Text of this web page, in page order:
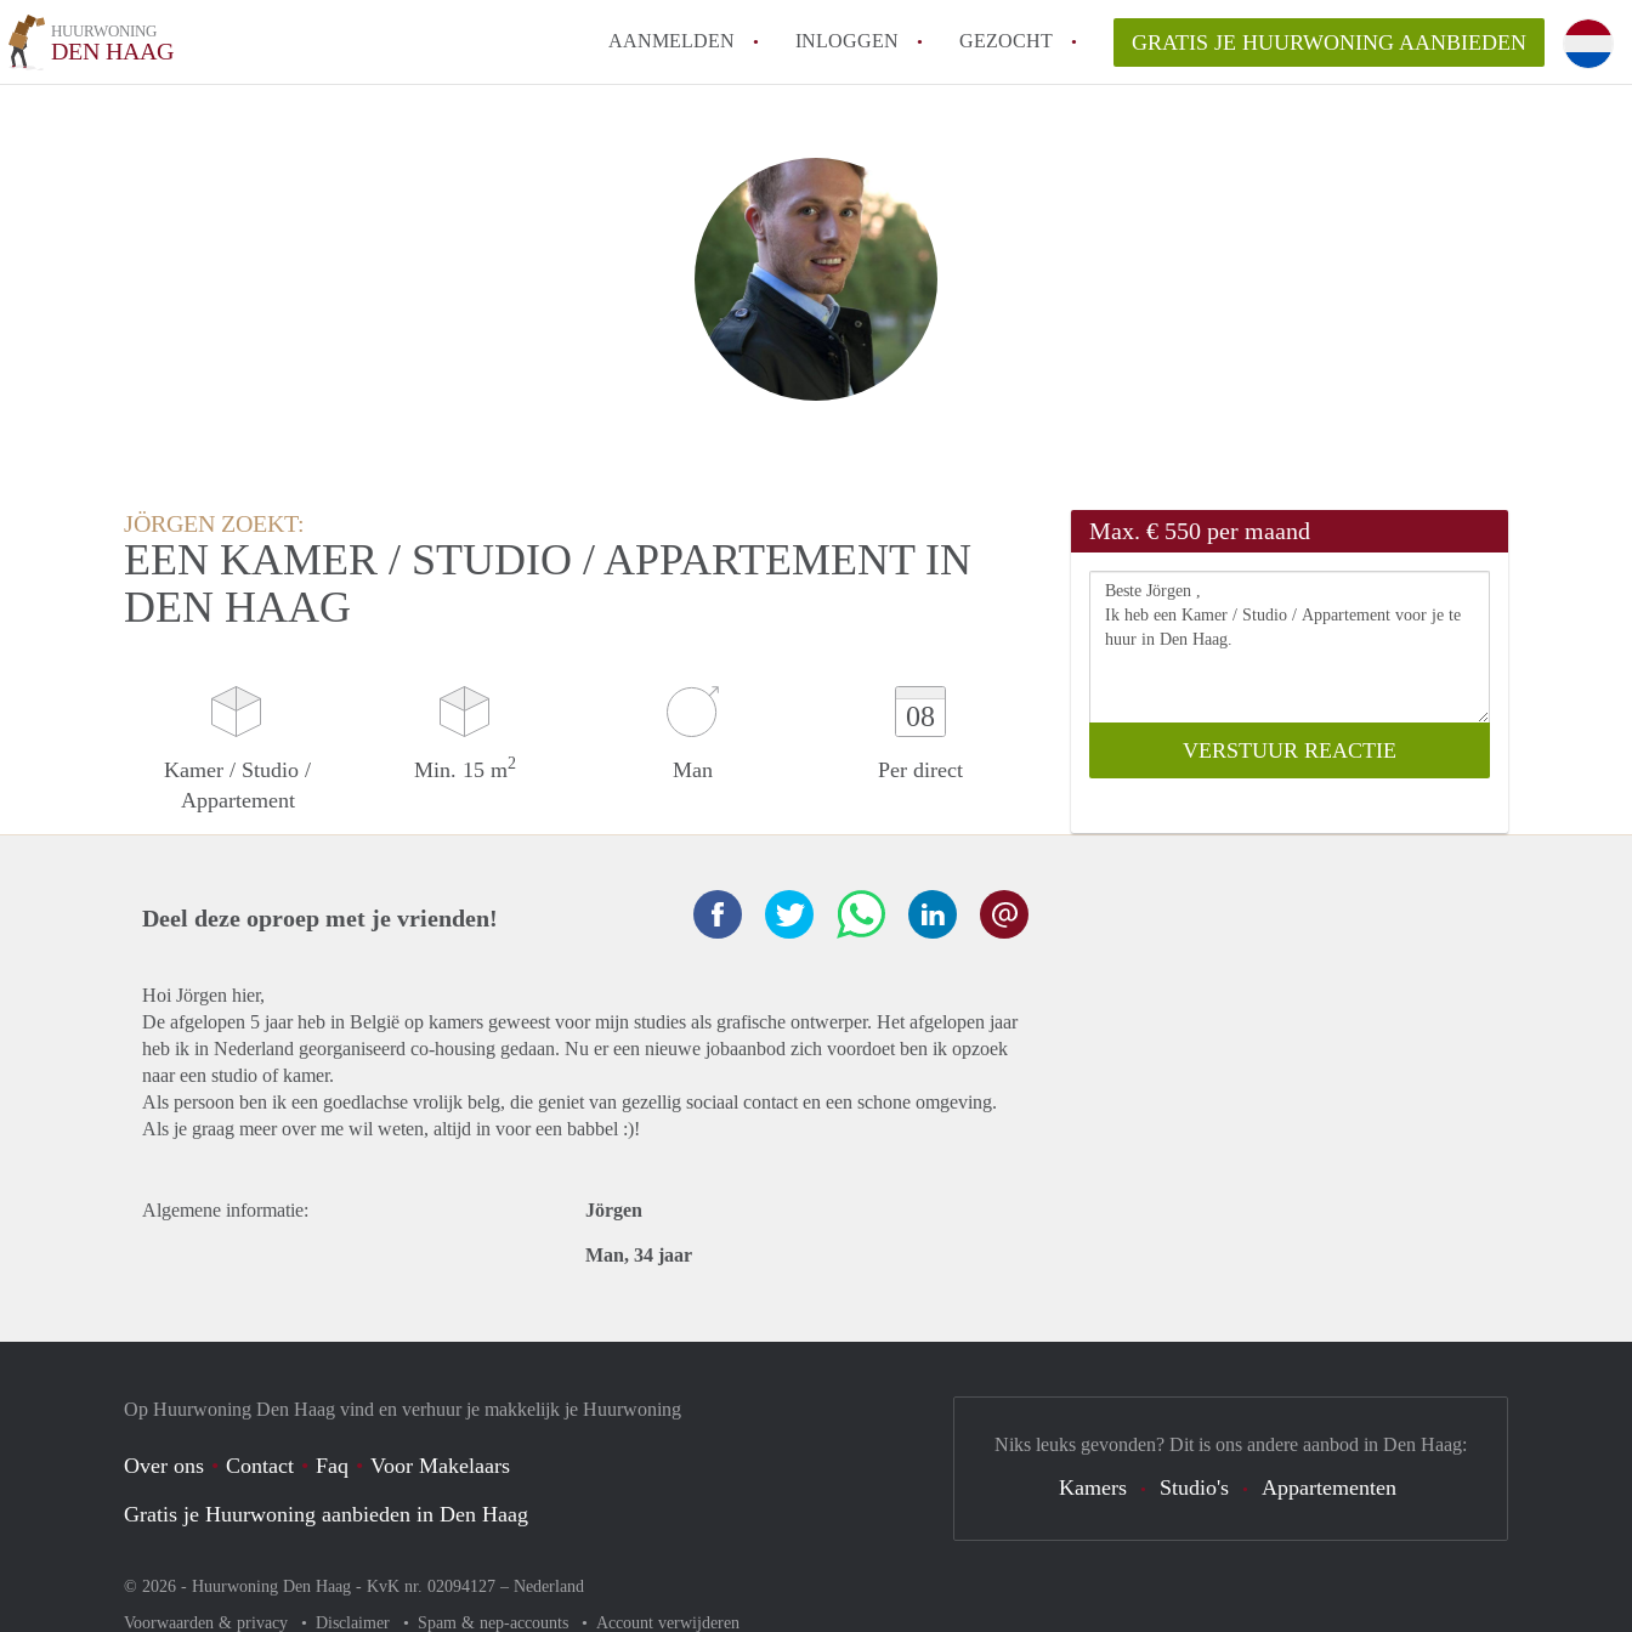
HUURWONING
DEN HAAG AANMELDEN INLOGGEN GEZOCHT GRATIS JE HUURWONING AANBIEDEN
JÖRGEN ZOEKT:
EEN KAMER / STUDIO / APPARTEMENT IN
DEN HAAG
Kamer / Studio /
Appartement
Min. 15 m2 Man
08
Per direct
Max. € 550 per maand
Deel deze oproep met je vrienden!
Hoi Jörgen hier,
De afgelopen 5 jaar heb in België op kamers geweest voor mijn studies als grafische ontwerper. Het afgelopen jaar
heb ik in Nederland georganiseerd co-housing gedaan. Nu er een nieuwe jobaanbod zich voordoet ben ik opzoek
naar een studio of kamer.
Als persoon ben ik een goedlachse vrolijk belg, die geniet van gezellig sociaal contact en een schone omgeving.
Als je graag meer over me wil weten, altijd in voor een babbel :)!
Algemene informatie: Jörgen
Man, 34 jaar
Op Huurwoning Den Haag vind en verhuur je makkelijk je Huurwoning
Over ons Contact Faq
Voor Makelaars
Gratis je Huurwoning aanbieden in Den Haag
© 2026 - Huurwoning Den Haag - KvK nr. 02094127 – Nederland
Voorwaarden & privacy
Disclaimer Spam & nep-accounts Account verwijderen
Niks leuks gevonden? Dit is ons andere aanbod in Den Haag:
Kamers Studio's Appartementen